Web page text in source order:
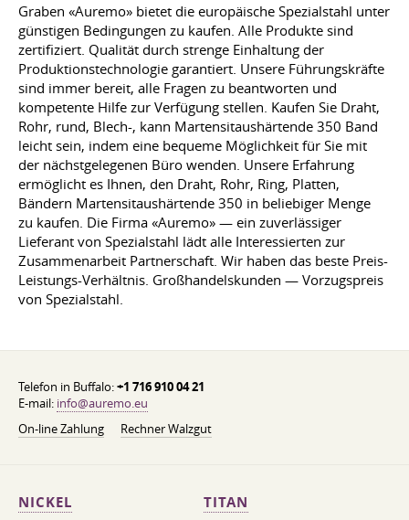
Graben «Auremo» bietet die europäische Spezialstahl unter
günstigen Bedingungen zu kaufen. Alle Produkte sind
zertifiziert. Qualität durch strenge Einhaltung der
Produktionstechnologie garantiert. Unsere Führungskräfte
sind immer bereit, alle Fragen zu beantworten und
kompetente Hilfe zur Verfügung stellen. Kaufen Sie Draht,
Rohr, rund, Blech-, kann Martensitaushärtende 350 Band
leicht sein, indem eine bequeme Möglichkeit für Sie mit
der nächstgelegenen Büro wenden. Unsere Erfahrung
ermöglicht es Ihnen, den Draht, Rohr, Ring, Platten,
Bändern Martensitaushärtende 350 in beliebiger Menge
zu kaufen. Die Firma «Auremo» — ein zuverlässiger
Lieferant von Spezialstahl lädt alle Interessierten zur
Zusammenarbeit Partnerschaft. Wir haben das beste Preis-
Leistungs-Verhältnis. Großhandelskunden — Vorzugspreis
von Spezialstahl.
Telefon in Buffalo:+1 716 910 04 21
E-mail: info@auremo.eu
On-line Zahlung
Rechner Walzgut
NICKEL TITAN